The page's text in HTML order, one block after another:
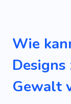
Neugierig
Gewähren
Streit
Wie
Gewalt